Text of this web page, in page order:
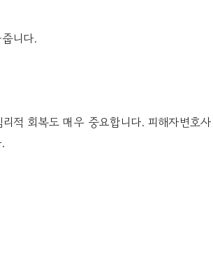
니다.
적 회복도 매우 중요합니다. 피해자변호사